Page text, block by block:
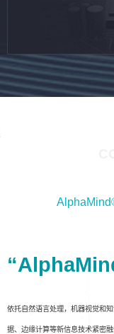
依托自然语言处理，机器视觉和
据、边缘计算等新信息技术紧密